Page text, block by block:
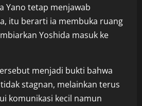
Yano tetap menjawab
itu berarti ia membuka ruang
Yoshida masuk ke
menjadi bukti bahwa
stagnan, melainkan terus
komunikasi kecil namun